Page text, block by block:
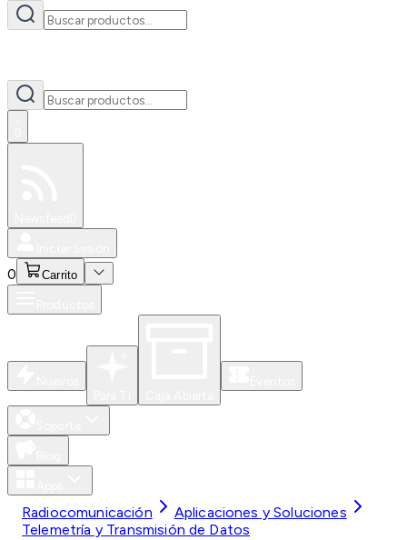
0 Carrito
Radiocomunicación
Aplicaciones y Soluciones
Telemetría y Transmisión de Datos